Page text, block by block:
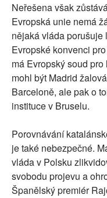
Neřešena však
Evropská unie nemá
nějaká vláda porušuje
Evropské konvenci
má Evropský soud
mohl být Madrid
Barceloně, ale pak o
instituce v Bruselu.
Porovnávání
je také nebezpečné.
vláda v Polsku
svobodu projevu a
Španělský premiér